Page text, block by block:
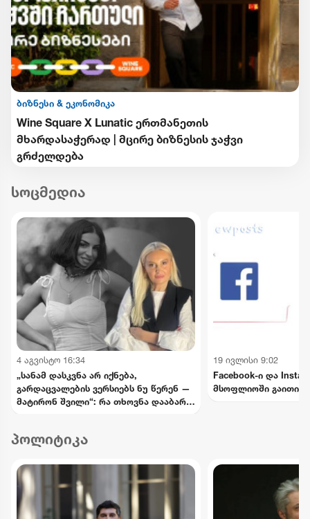
ბიზნესი & ეკონომიკა
Wine Square X Lunatic ერთმანეთის
მხარდასაჭერად | მცირე ბიზნესის ჯაჭვი
გრძელდება
სოცმედია
4 აგვისტო 16:34
„სანამ დასკვნა არ იქნება,
გარდაცვალების ვერსიებს ნუ წერენ —
მატირონ შვილი“: რა თხოვნა დააბარა
19 ივლისი 9:02
Facebook-ი და
მსოფლიოში გაითიშა
პოლიტიკა